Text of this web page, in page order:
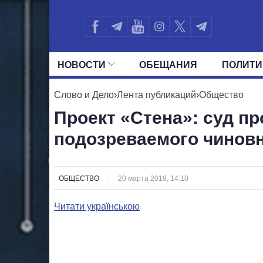
НОВОСТИ ОБЕЩАНИЯ
ВСЕ ПОЛИТИКИ ПРЕЗИДЕНТ И
Слово и Дело›Лента публикаций›Общество
Проект «Стена»: суд
подозреваемого
ОБЩЕСТВО 20 марта 2018, 14:10
Читати українською